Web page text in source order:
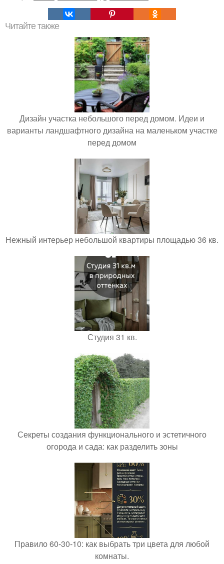
Читайте также
Дизайн участка небольшого перед домом. Идеи и
варианты ландшафтного дизайна на маленьком участке
перед домом
Нежный интерьер небольшой квартиры площадью 36 кв.
Студия 31 кв.
Секреты создания функционального и эстетичного
огорода и сада: как разделить зоны
Правило 60-30-10: как выбрать три цвета для любой
комнаты.